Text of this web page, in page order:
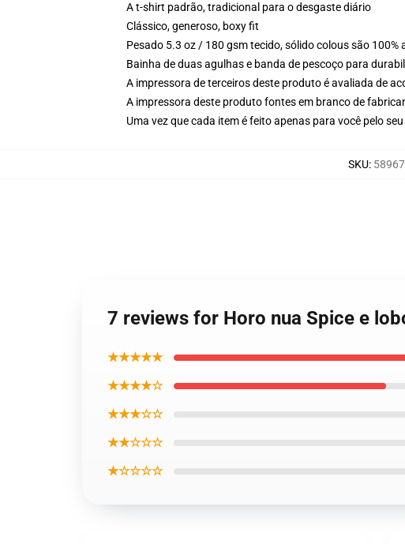
A t-shirt padrão, tradicional para o desgaste diário
Clássico, generoso, boxy fit
Pesado 5.3 oz / 180 gsm tecido, sólido colous são
Bainha de duas agulhas e banda de pescoço para
A impressora de terceiros deste produto é avaliada de
A impressora deste produto fontes em branco de
Uma vez que cada item é feito apenas para você pelo
SKU:
7 reviews for Horo nua Spice e
★★★★★
★★★★☆
★★★☆☆
★★☆☆☆
★☆☆☆☆